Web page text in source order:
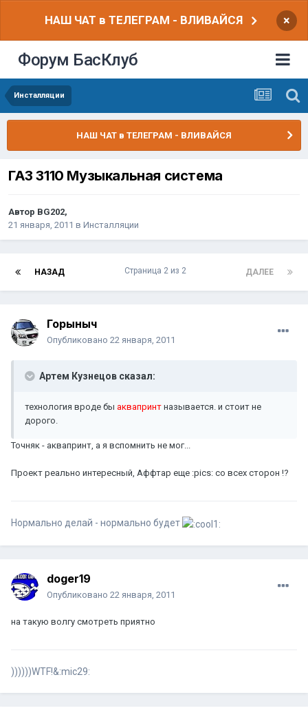
НАШ ЧАТ в ТЕЛЕГРАМ - ВЛИВАЙСЯ ×
Форум БасКлуб
Инсталляции
НАШ ЧАТ в ТЕЛЕГРАМ - ВЛИВАЙСЯ
ГАЗ 3110 Музыкальная система
Автор BG202,
21 января, 2011 в Инсталляции
НАЗАД ДАЛЕЕ
Страница 2 из 2
Горыныч
Опубликовано 22 января, 2011
Артем Кузнецов сказал:
технология вроде бы аквапринт называется. и стоит не
дорого.
Точняк - аквапринт, а я вспомнить не мог...
Проект реально интересный, Аффтар еще :pics: со всех сторон !?
Нормально делай - нормально будет
doger19
Опубликовано 22 января, 2011
на такую волгу смотреть приятно
))))))WTF!&:mic29: